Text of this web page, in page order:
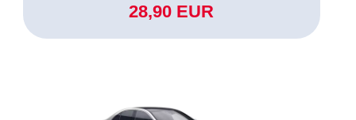
28,90 EUR